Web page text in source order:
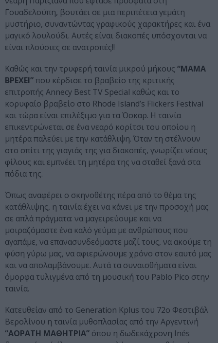
Γουαδελούπη, βουτάει σε μια περιπέτεια γεμάτη
μυστήριο, συναντώντας γραφικούς χαρακτήρες και ένα
μαγικό λουλούδι. Αυτές είναι διακοπές υπόσχονται να
είναι πλούσιες σε ανατροπές!!
Καθώς και την τρυφερή ταινία μικρού μήκους “ΜΑΜΑ
ΒΡΕΧΕΙ”που κέρδισε το βραβείο της κριτικής
επιτροπής Annecy Best TV Special καθώς και το
κορυφαίο βραβείο στο Rhode Island’s Flickers Festival
και τώρα είναι επιλέξιμο για τα Όσκαρ. Η ταινία
επικεντρώνεται σε ένα νεαρό κορίτσι του οποίου η
μητέρα παλεύει με την κατάθλιψη. Όταν τη στέλνουν
στο σπίτι της γιαγιάς της για διακοπές, γνωρίζει νέους
φίλους και εμπνέει τη μητέρα της να σταθεί ξανά στα
πόδια της.
Όπως αναφέρει ο σκηνοθέτης πέρα από το θέμα της
κατάθλιψης, η ταινία έχει να κάνει με την προσοχή μας
σε απλά πράγματα: να μαγειρεύουμε και να
μοιραζόμαστε ένα καλό γεύμα με ανθρώπους που
αγαπάμε, να επανασυνδεόμαστε μαζί τους, να ακούμε τη
φύση γύρω μας, να αφιερώνουμε χρόνο στον εαυτό μας
και να απολαμβάνουμε. Αυτά τα συναισθήματα είναι
όμορφα τυλιγμένα από τη μουσική του Pablo Pico στην
ταινία.
Κατευθείαν από το Generation Kplus του 72ο Φεστιβάλ
Βερολίνου η ταινία μυθοπλασίας από την Αργεντινή
“ΑΟΡΑΤΗ ΜΑΘΗΤΡΙΑ” όπου η δωδεκάχρονη Inés